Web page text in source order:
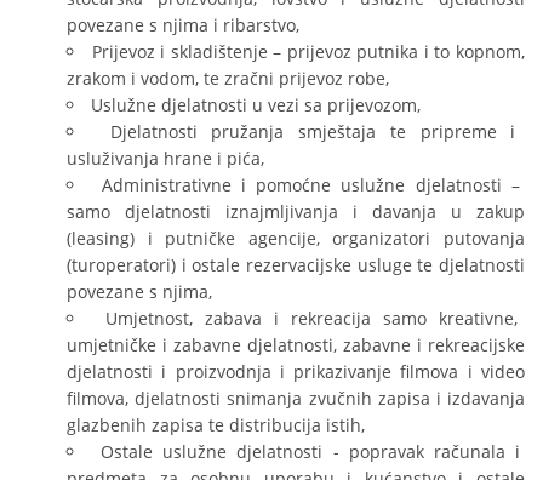
povezane s njima i ribarstvo,
Prijevoz i skladištenje – prijevoz putnika i to kopnom,
zrakom i vodom, te zračni prijevoz robe,
Uslužne djelatnosti u vezi sa prijevozom,
Djelatnosti pružanja smještaja te pripreme i
usluživanja hrane i pića,
Administrativne i pomoćne uslužne djelatnosti –
samo djelatnosti iznajmljivanja i davanja u zakup
(leasing) i putničke agencije, organizatori putovanja
(turoperatori) i ostale rezervacijske usluge te djelatnosti
povezane s njima,
Umjetnost, zabava i rekreacija samo kreativne,
umjetničke i zabavne djelatnosti, zabavne i rekreacijske
djelatnosti i proizvodnja i prikazivanje filmova i video
filmova, djelatnosti snimanja zvučnih zapisa i izdavanja
glazbenih zapisa te distribucija istih,
Ostale uslužne djelatnosti - popravak računala i